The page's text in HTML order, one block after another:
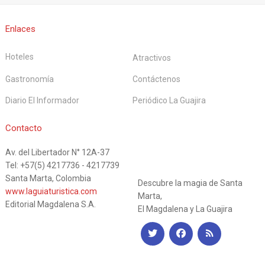
Enlaces
Hoteles Atractivos
Gastronomía Contáctenos
Diario El Informador Periódico La Guajira
Contacto
Av. del Libertador N° 12A-37
Tel: +57(5) 4217736 - 4217739
Santa Marta, Colombia
www.laguiaturistica.com
Editorial Magdalena S.A.
Descubre la magia de Santa
Marta,
El Magdalena y La Guajira